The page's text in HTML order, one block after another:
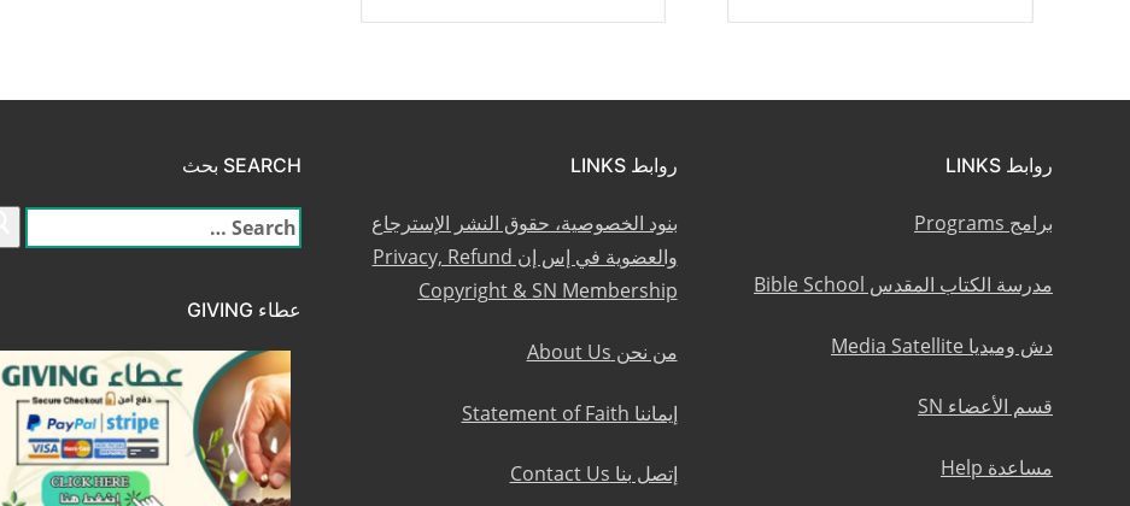
روابط LINKS
برامج Programs
مدرسة الكتاب المقدس Bible School
دش وميديا Media Satellite
قسم الأعضاء SN
مساعدة Help
روابط LINKS
بنود الخصوصية، حقوق النشر الإسترجاع
والعضوية في إس إن Privacy, Refund
Copyright & SN Membership
من نحن About Us
إيماننا Statement of Faith
إتصل بنا Contact Us
SEARCH بحث
البحث
عن:
عطاء GIVING